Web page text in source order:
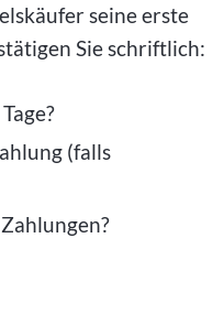
seine erste
Sie schriftlich:
(falls